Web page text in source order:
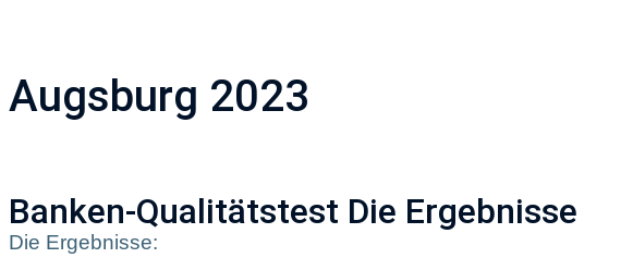
Augsburg 2023
Banken-Qualitätstest Die Ergebnisse
Die Ergebnisse: